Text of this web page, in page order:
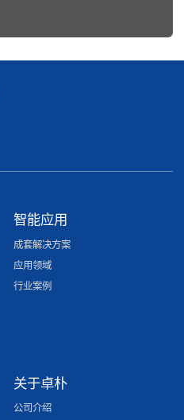
智能应用
成套解决方案
应用领域
行业案例
关于卓朴
公司介绍